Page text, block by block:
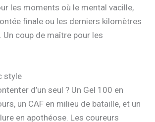
les moments où le mental vacille,
finale ou les derniers kilomètres
Un coup de maître pour les
style
d’un seul ? Un Gel 100 en
un CAF en milieu de bataille, et un
en apothéose. Les coureurs